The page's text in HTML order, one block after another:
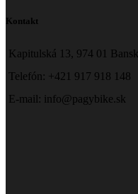
Kontakt
Kapitulská 13, 974 01
Telefón: +421 917 918 148
E-mail: info@pagybike.sk